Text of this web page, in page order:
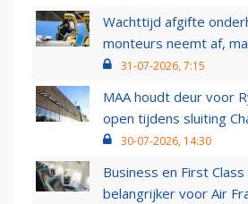
Wachttijd afgifte
monteurs neemt af,
31-07-2026, 7:15
MAA houdt deur voor
open tijdens sluiting
30-07-2026, 14:30
Business en First
belangrijker voor Air